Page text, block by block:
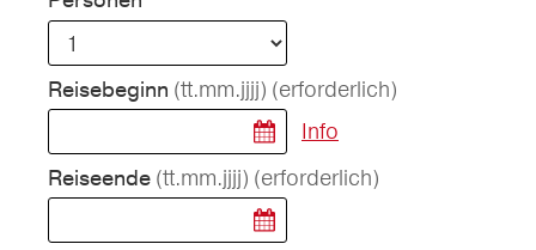
Reisebeginn (tt.mm.jjjj) (erforderlich)
Info
Reiseende (tt.mm.jjjj) (erforderlich)